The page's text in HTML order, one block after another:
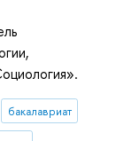
бакалавриат